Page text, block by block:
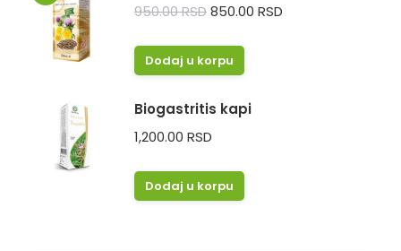
950.00RSDOriginalna
je
950.00 RSD.
850.00 RSD
Dodaj u korpu
Biogastritis kapi
1,200.00 RSD
Dodaj u korpu